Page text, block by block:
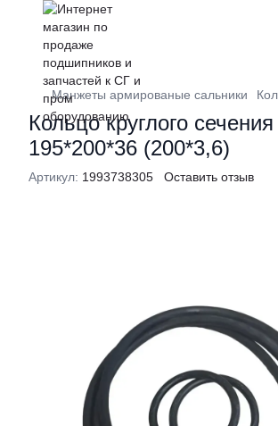
Манжеты армированые сальники
Кольцо круглого сечения
195*200*36 (200*3,6)
Артикул: 1993738305 Оставить отзыв